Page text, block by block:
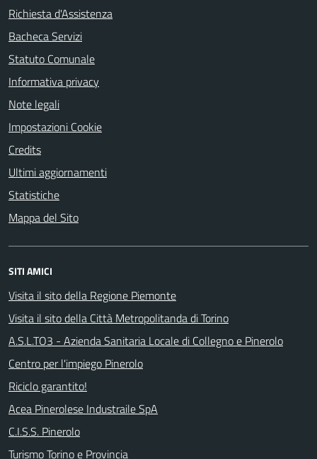
Richiesta d'Assistenza
Bacheca Servizi
Statuto Comunale
Informativa privacy
Note legali
Impostazioni Cookie
Credits
Ultimi aggiornamenti
Statistiche
Mappa del Sito
SITI AMICI
Visita il sito della Regione Piemonte
Visita il sito della Città Metropolitanda di Torino
A.S.L.TO3 - Azienda Sanitaria Locale di Collegno e Pinerolo
Centro per l'impiego Pinerolo
Riciclo garantito!
Acea Pinerolese Industraile SpA
C.I.S.S. Pinerolo
Turismo Torino e Provincia